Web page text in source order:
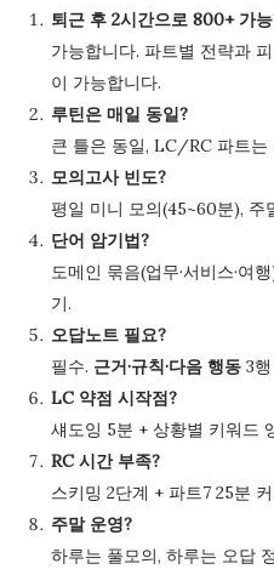
퇴근 후 2시간으로 800+ 가
가능합니다. 파트별 전략과
이 가능합니다.
루틴은 매일 동일?
큰 틀은 동일, LC/RC 파트는
모의고사 빈도?
평일 미니 모의(45~60분), 주
단어 암기법?
도메인 묶음(업무·서비스·여
기.
오답노트 필요?
필수. 근거·규칙·다음 행동 3
LC 약점 시작점?
섀도잉 5분 + 상황별 키워드
RC 시간 부족?
스키밍 2단계 + 파트7 25분
주말 운영?
하루는 풀모의, 하루는 오답